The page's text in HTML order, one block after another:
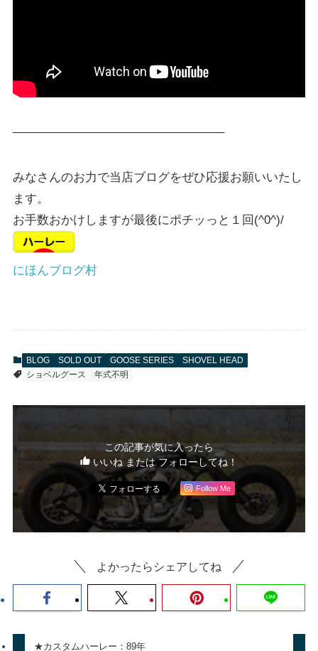
—————————————————–
みなさんのお力で当店ブログをぜひ応援お願いいたし
ます。
お手数おかけしますが最後にポチッっと１回(^0^)/
にほんブログ村
BLOG SOLD OUT GOOSE SERIES
SHOVEL HEAD
ショベルグース
年式不明
この記事が気に入ったら
いいね または フォローしてね！
Follow Me
よかったらシェアしてね
★カスタムハーレー：89年